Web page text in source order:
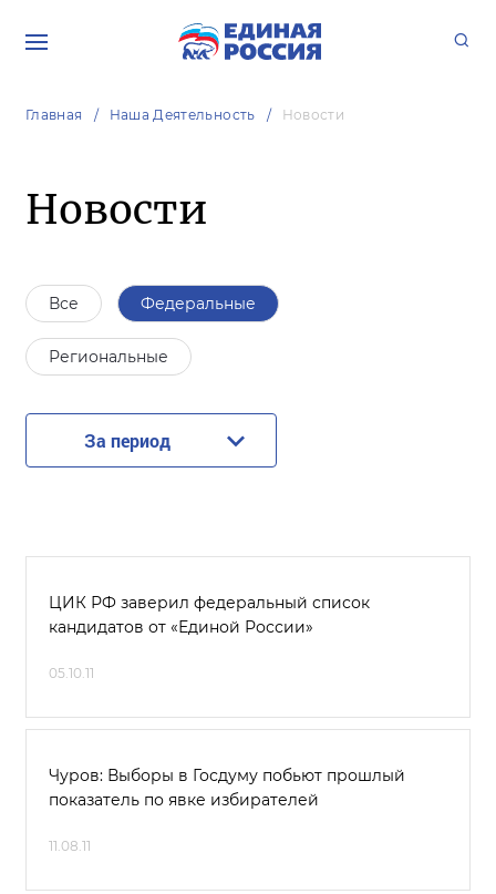
Главная Наша Деятельность Новости
Новости
Все Федеральные
Региональные
За период
ЦИК РФ заверил федеральный список
кандидатов от «Единой России»
05.10.11
Чуров: Выборы в Госдуму побьют прошлый
показатель по явке избирателей
11.08.11